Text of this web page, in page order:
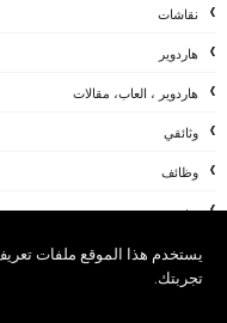
تجربتك.
نقاشات
هاردوير
هاردوير ، العاب، مقالات
وثائقي
وظائف
ويندوز
ويندوز،
ويندوز، لينكس